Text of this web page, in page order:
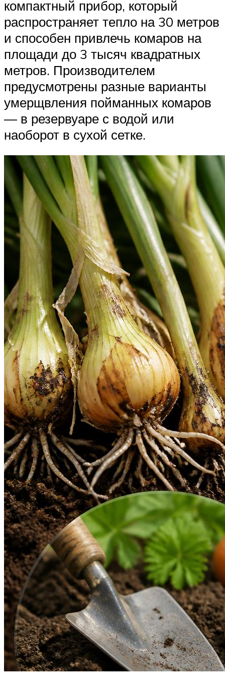
компактный прибор, который
распространяет тепло на 30 метров
и способен привлечь комаров на
площади до 3 тысяч квадратных
метров. Производителем
предусмотрены разные варианты
умерщвления пойманных комаров
— в резервуаре с водой или
наоборот в сухой сетке.